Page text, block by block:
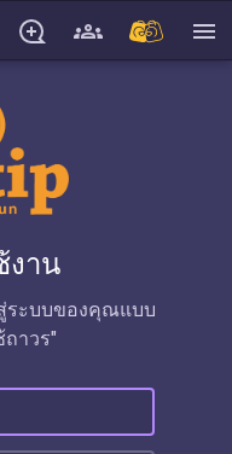
menu
งาน
ระบบของคุณแบบ
าวร"